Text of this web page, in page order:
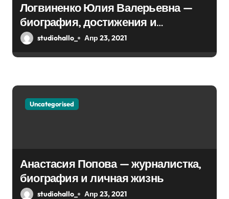
и
я
Логвиненко Юлия Валерьевна —
биография, достижения и
интересные факты Колпино
studiohallo_ Апр 23, 2021
Uncategorised
Анастасия Попова — журналистка,
биография и личная жизнь
studiohallo_ Апр 23, 2021